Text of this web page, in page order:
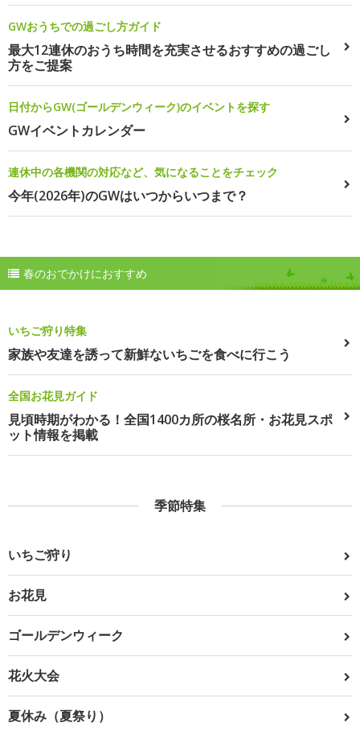
GWおうちでの過ごし方ガイド
最大12連休のおうち時間を充実させるおすすめの過ごし
方をご提案
日付からGW(ゴールデンウィーク)のイベントを探す
GWイベントカレンダー
連休中の各機関の対応など、気になることをチェック
今年(2026年)のGWはいつからいつまで？
春のおでかけにおすすめ
いちご狩り特集
家族や友達を誘って新鮮ないちごを食べに行こう
全国お花見ガイド
見頃時期がわかる！全国1400カ所の桜名所・お花見スポ
ット情報を掲載
季節特集
いちご狩り
お花見
ゴールデンウィーク
花火大会
夏休み（夏祭り）